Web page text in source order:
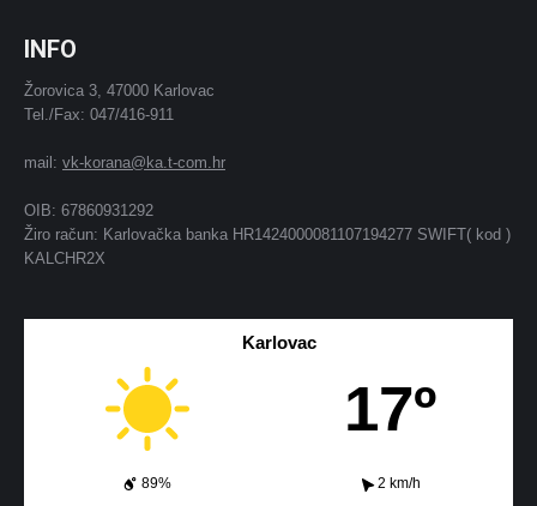
INFO
Žorovica 3, 47000 Karlovac
Tel./Fax: 047/416-911
mail: vk-korana@ka.t-com.hr
OIB: 67860931292
Žiro račun: Karlovačka banka HR1424000081107194277 SWIFT( kod )
KALCHR2X
Karlovac
17º
89%
2 km/h